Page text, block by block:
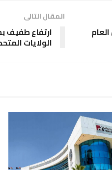
المقال التالى
ارتفاع طفيف
الولايات